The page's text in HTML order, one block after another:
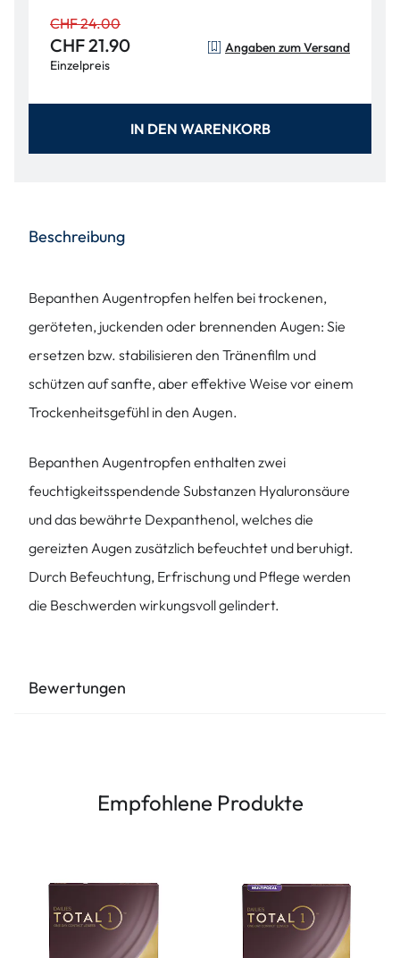
CHF 24.00
CHF 21.90
Einzelpreis
Angaben zum Versand
IN DEN WARENKORB
Beschreibung
Bepanthen Augentropfen helfen bei trockenen,
geröteten, juckenden oder brennenden Augen: Sie
ersetzen bzw. stabilisieren den Tränenfilm und
schützen auf sanfte, aber effektive Weise vor einem
Trockenheitsgefühl in den Augen.
Bepanthen Augentropfen enthalten zwei
feuchtigkeitsspendende Substanzen Hyaluronsäure
und das bewährte Dexpanthenol, welches die
gereizten Augen zusätzlich befeuchtet und beruhigt.
Durch Befeuchtung, Erfrischung und Pflege werden
die Beschwerden wirkungsvoll gelindert.
Bewertungen
Empfohlene Produkte